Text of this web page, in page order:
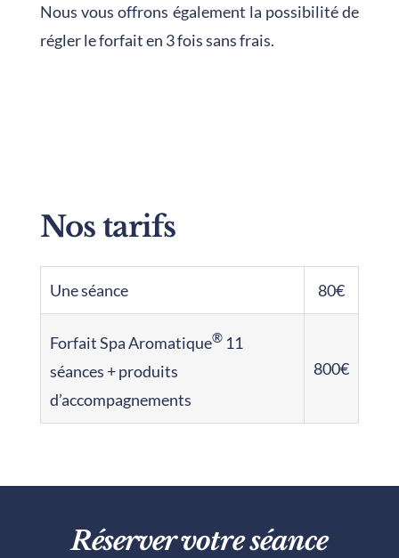
Nous vous offrons également la possibilité de
régler le forfait en 3 fois sans frais.
Nos tarifs
Une séance 80€
Forfait Spa Aromatique® 11
séances + produits
d’accompagnements
800€
Réserver votre séance